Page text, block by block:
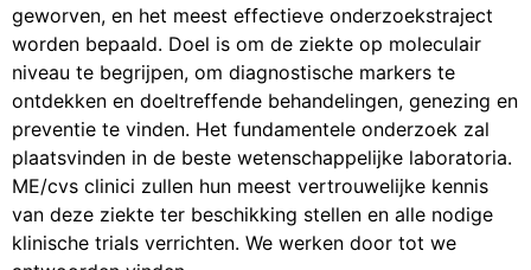
geworven, en het meest effectieve onderzoekstraject
worden bepaald. Doel is om de ziekte op moleculair
niveau te begrijpen, om diagnostische markers te
ontdekken en doeltreffende behandelingen, genezing en
preventie te vinden. Het fundamentele onderzoek zal
plaatsvinden in de beste wetenschappelijke laboratoria.
ME/cvs clinici zullen hun meest vertrouwelijke kennis
van deze ziekte ter beschikking stellen en alle nodige
klinische trials verrichten. We werken door tot we